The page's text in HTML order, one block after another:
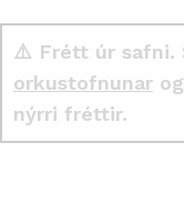
⚠️ Frétt úr safni.
orkustofnunar og
nýrri fréttir.